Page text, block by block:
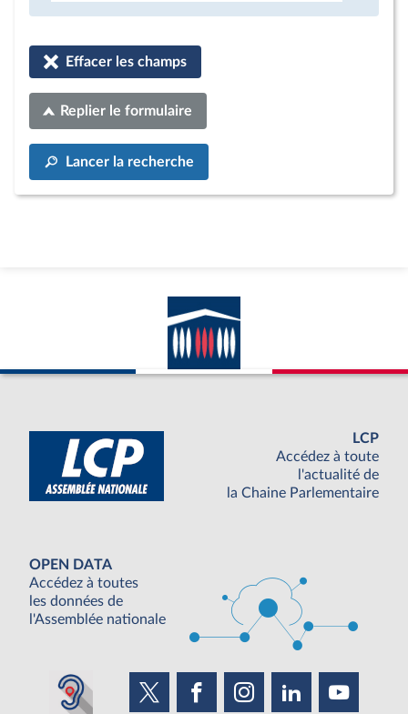
Effacer les champs
Replier le formulaire
Lancer la recherche
LCP
Accédez à toute
l'actualité de
la Chaine Parlementaire
OPEN DATA
Accédez à toutes
les données de
l'Assemblée nationale